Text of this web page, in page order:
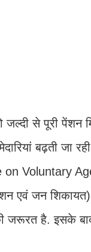
जल्दी से पूरी
बढ़ती जा
Voluntary
एवं जन
की जरूरत है. इसके